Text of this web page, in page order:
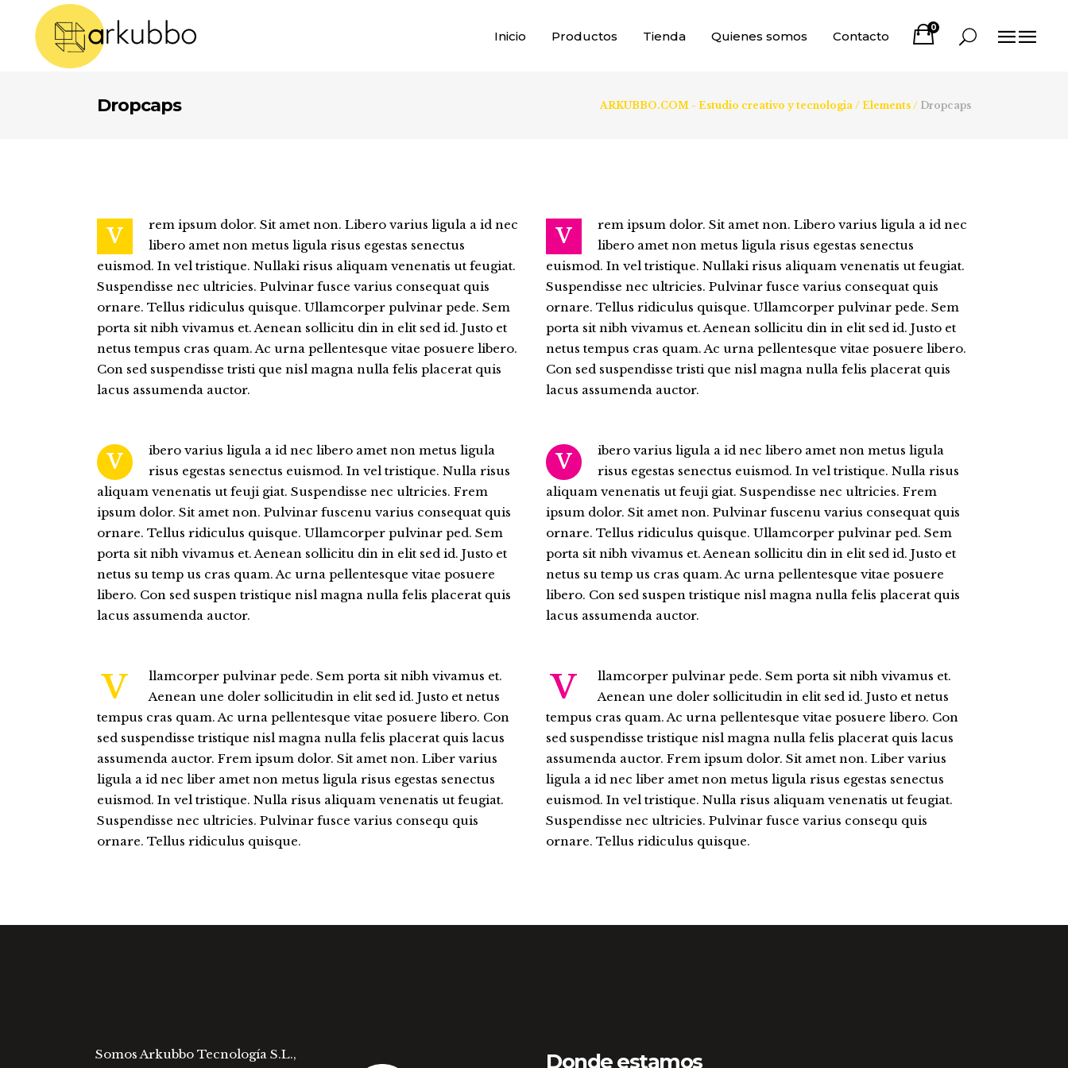
Inicio Productos Tienda
Camisetas
Polos
Top/Leggins
Shorts
Sudaderas
Chaquetas
Medias / Calcetines
Quienes somos Contacto
0
Bufandas
Pañuelos
Mochilas
Bidones y termos
Gorras
Top/Leggins
Térmicos
Shorts
Pantalones
Chandal
Sudaderas
Medias / Calcetines
Petos
Dropcaps ARKUBBO.COM - Estudio creativo y tecnologia / Elements / Dropcaps
V
rem ipsum dolor. Sit amet non. Libero varius ligula a id nec
libero amet non metus ligula risus egestas senectus
euismod. In vel tristique. Nullaki risus aliquam venenatis ut feugiat.
Suspendisse nec ultricies. Pulvinar fusce varius consequat quis
ornare. Tellus ridiculus quisque. Ullamcorper pulvinar pede. Sem
porta sit nibh vivamus et. Aenean sollicitu din in elit sed id. Justo et
netus tempus cras quam. Ac urna pellentesque vitae posuere libero.
Con sed suspendisse tristi que nisl magna nulla felis placerat quis
lacus assumenda auctor.
V
rem ipsum dolor. Sit amet non. Libero varius ligula a id nec
libero amet non metus ligula risus egestas senectus
euismod. In vel tristique. Nullaki risus aliquam venenatis ut feugiat.
Suspendisse nec ultricies. Pulvinar fusce varius consequat quis
ornare. Tellus ridiculus quisque. Ullamcorper pulvinar pede. Sem
porta sit nibh vivamus et. Aenean sollicitu din in elit sed id. Justo et
netus tempus cras quam. Ac urna pellentesque vitae posuere libero.
Con sed suspendisse tristi que nisl magna nulla felis placerat quis
lacus assumenda auctor.
V
ibero varius ligula a id nec libero amet non metus ligula
risus egestas senectus euismod. In vel tristique. Nulla risus
aliquam venenatis ut feuji giat. Suspendisse nec ultricies. Frem
ipsum dolor. Sit amet non. Pulvinar fuscenu varius consequat quis
ornare. Tellus ridiculus quisque. Ullamcorper pulvinar ped. Sem
porta sit nibh vivamus et. Aenean sollicitu din in elit sed id. Justo et
netus su temp us cras quam. Ac urna pellentesque vitae posuere
libero. Con sed suspen tristique nisl magna nulla felis placerat quis
lacus assumenda auctor.
V
ibero varius ligula a id nec libero amet non metus ligula
risus egestas senectus euismod. In vel tristique. Nulla risus
aliquam venenatis ut feuji giat. Suspendisse nec ultricies. Frem
ipsum dolor. Sit amet non. Pulvinar fuscenu varius consequat quis
ornare. Tellus ridiculus quisque. Ullamcorper pulvinar ped. Sem
porta sit nibh vivamus et. Aenean sollicitu din in elit sed id. Justo et
netus su temp us cras quam. Ac urna pellentesque vitae posuere
libero. Con sed suspen tristique nisl magna nulla felis placerat quis
lacus assumenda auctor.
V
llamcorper pulvinar pede. Sem porta sit nibh vivamus et.
Aenean une doler sollicitudin in elit sed id. Justo et netus
tempus cras quam. Ac urna pellentesque vitae posuere libero. Con
sed suspendisse tristique nisl magna nulla felis placerat quis lacus
assumenda auctor. Frem ipsum dolor. Sit amet non. Liber varius
ligula a id nec liber amet non metus ligula risus egestas senectus
euismod. In vel tristique. Nulla risus aliquam venenatis ut feugiat.
Suspendisse nec ultricies. Pulvinar fusce varius consequ quis
ornare. Tellus ridiculus quisque.
V
llamcorper pulvinar pede. Sem porta sit nibh vivamus et.
Aenean une doler sollicitudin in elit sed id. Justo et netus
tempus cras quam. Ac urna pellentesque vitae posuere libero. Con
sed suspendisse tristique nisl magna nulla felis placerat quis lacus
assumenda auctor. Frem ipsum dolor. Sit amet non. Liber varius
ligula a id nec liber amet non metus ligula risus egestas senectus
euismod. In vel tristique. Nulla risus aliquam venenatis ut feugiat.
Suspendisse nec ultricies. Pulvinar fusce varius consequ quis
ornare. Tellus ridiculus quisque.
Somos Arkubbo Tecnología S.L.,
Donde estamos